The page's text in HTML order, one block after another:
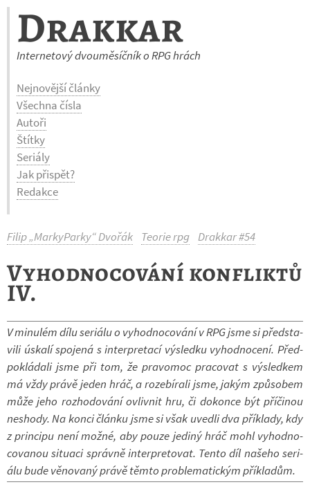
Drakkar
Internetový dvouměsíčník o RPG hrách
Nejnovější články
Všechna čísla
Autoři
Štítky
Seriály
Jak přispět?
Redakce
Filip „MarkyParky“ Dvořák Teorie rpg Drakkar #54
Vyhodnocování konfliktů
IV.
V mi­nu­lém dílu se­ri­álu o vy­hod­no­co­vání v RPG jsme si před­sta­
vili úskalí spo­jená s in­ter­pre­tací vý­sledku vy­hod­no­cení. Před­
po­klá­dali jsme při tom, že pra­vo­moc pra­co­vat s vý­sled­kem
má vždy právě jeden hráč, a ro­ze­bí­rali jsme, jakým způ­so­bem
může jeho roz­ho­do­vání ovliv­nit hru, či do­konce být pří­či­nou
ne­shody. Na konci článku jsme si však uvedli dva pří­klady, kdy
z prin­cipu není možné, aby pouze je­diný hráč mohl vy­hod­no­
co­va­nou si­tu­aci správně in­ter­pre­to­vat. Tento díl na­šeho se­ri­
álu bude vě­no­vaný právě těmto pro­ble­ma­tic­kým pří­kla­dům.